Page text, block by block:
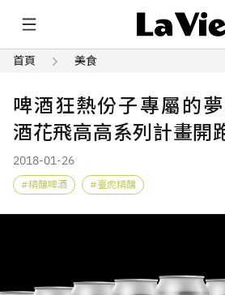
首頁 美食
啤酒狂熱份子專屬的
酒花飛高高系列計畫開
2018-01-26
精釀啤酒 臺虎精釀